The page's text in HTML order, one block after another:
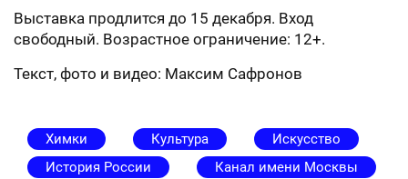
Выставка продлится до 15 декабря. Вход
свободный. Возрастное ограничение: 12+.
Текст, фото и видео: Максим Сафронов
Химки Культура
Искусство
История России
Канал имени Москвы